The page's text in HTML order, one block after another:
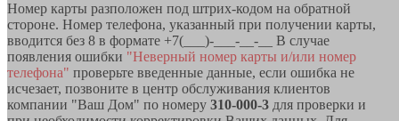
Номер карты разположен под штрих-кодом на обратной
стороне. Номер телефона, указанный при получении карты,
вводится без 8 в формате +7(___)-___-__-__ В случае
появления ошибки "Неверный номер карты и/или номер
телефона" проверьте введенные данные, если ошибка не
исчезает, позвоните в центр обслуживания клиентов
компании "Ваш Дом" по номеру 310-000-3 для проверки и